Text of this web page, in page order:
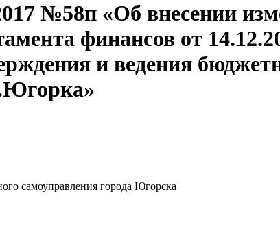
№58п «Об внесении
финансов от
и ведения
самоуправления города Югорска